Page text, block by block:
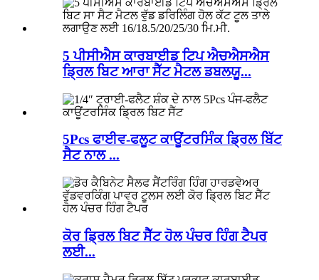
5 ਪੀਸੀਐਸ ਕਾਰਬਾਈਡ ਟਿਪ ਐਚਐਸਐਸ
ਡ੍ਰਿਲ ਬਿਟ ਆਰਾ ਸੈੱਟ ਮੈਟਲ ਡਬਲਯੂ...
5Pcs ਫਾਈਵ-ਫਲੂਟ ਕਾਊਂਟਰਸਿੰਕ ਡ੍ਰਿਲ ਬਿੱਟ
ਸੈਟ ਨਾਲ ...
ਕੋਰ ਡ੍ਰਿਲ ਬਿਟ ਸੈੱਟ ਹੋਲ ਪੰਚਰ ਹਿੰਗ ਟੈਪਰ
ਲਈ...